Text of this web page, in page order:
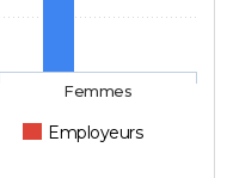
Employeurs
Femmes